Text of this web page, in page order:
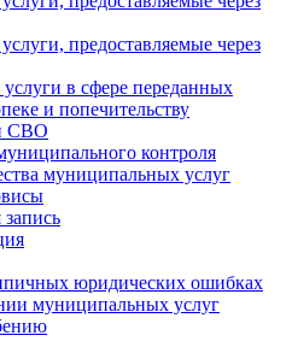
предоставляемые через
услуги в сфере переданных
и попечительству
СВО
контроля
муниципальных услуг
юридических ошибках
муниципальных услуг